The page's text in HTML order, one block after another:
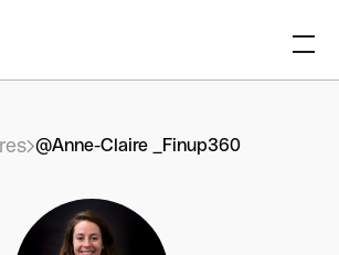
@Anne-Claire _Finup360